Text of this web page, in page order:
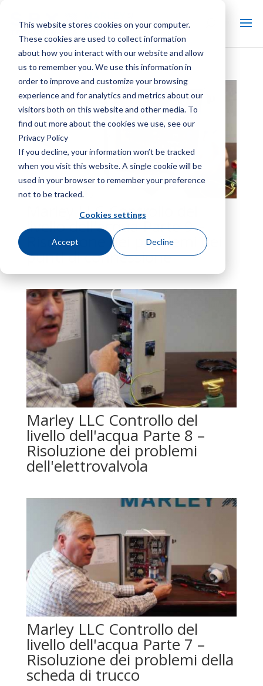
This website stores cookies on your computer.
These cookies are used to collect information
about how you interact with our website and allow
us to remember you. We use this information in
order to improve and customize your browsing
experience and for analytics and metrics about our
visitors both on this website and other media. To
find out more about the cookies we use, see our
Privacy Policy
If you decline, your information won’t be tracked
when you visit this website. A single cookie will be
used in your browser to remember your preference
not to be tracked.
Cookies settings
Accept Decline
Marley LLC Controllo del
livello dell'acqua Parte 9 –
Risoluzione dei problemi dei
punti di connessione
Marley LLC Controllo del
livello dell'acqua Parte 8 –
Risoluzione dei problemi
dell'elettrovalvola
Marley LLC Controllo del
livello dell'acqua Parte 7 –
Risoluzione dei problemi della
scheda di trucco